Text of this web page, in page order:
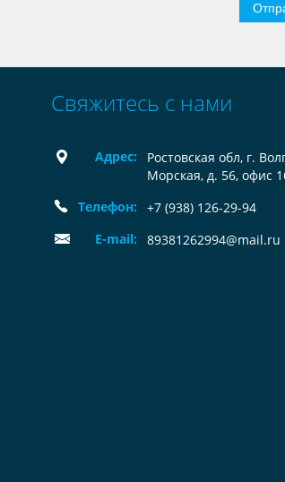
Свяжитесь с нами
Адрес:
Ростовская обл, г.
Морская, д. 56, офис
Телефон:
+7 (938) 126-29-94
E-mail:
89381262994@mail.ru